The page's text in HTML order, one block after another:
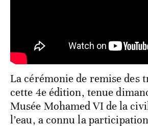
La cérémonie de remise des
cette 4e édition, tenue
Musée Mohamed VI de la
l’eau, a connu la